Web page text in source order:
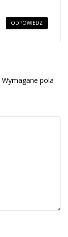
ODPOWIEDZ
Wymagane pola